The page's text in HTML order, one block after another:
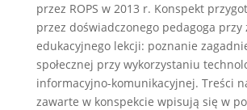
przez ROPS w 2013 r. Konspekt
przez doświadczonego pedagoga przy
edukacyjnego lekcji: poznanie
społecznej przy wykorzystaniu
informacyjno-komunikacyjnej. Treści
zawarte w konspekcie wpisują się w